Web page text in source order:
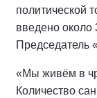
политической
введено около
Председатель
«Мы живём в
Количество